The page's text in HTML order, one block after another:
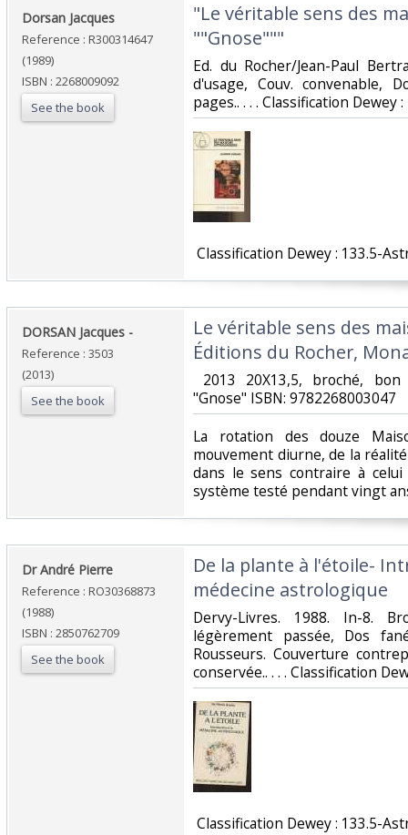
‎Dorsan Jacques‎
Reference : R300314647
(1989)
ISBN : 2268009092
See the book
‎"Le véritable sens des
""Gnose"""‎
‎Ed. du Rocher/Jean-Paul
d'usage, Couv. convenable,
pages.. . . . Classification Dewey
Classification Dewey : 133.5-
‎DORSAN Jacques - ‎
Reference : 3503
(2013)
See the book
‎Le véritable sens des
Éditions du Rocher,
2013 20X13,5, broché,
"Gnose" ISBN: 9782268003047‎
‎La rotation des douze
mouvement diurne, de la
dans le sens contraire à
système testé pendant vingt
‎Dr André Pierre‎
Reference : RO30368873
(1988)
ISBN : 2850762709
See the book
‎De la plante à l'étoile-
médecine astrologique‎
‎Dervy-Livres. 1988. In-8.
légèrement passée, Dos
Rousseurs. Couverture
conservée.. . . . Classification
Classification Dewey : 133.5-